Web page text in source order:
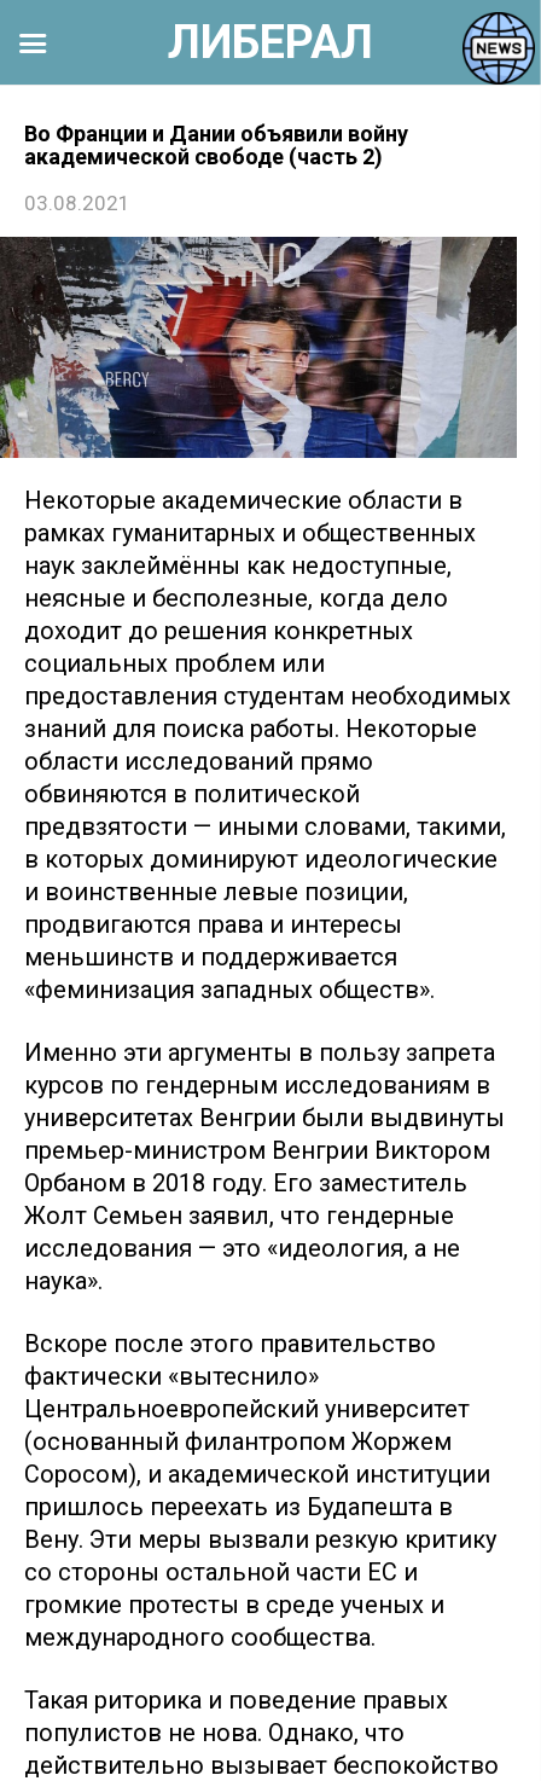
контенту
Во Франции и Дании объявили войну
академической свободе (часть 2)
03.08.2021
Некоторые академические области в
рамках гуманитарных и общественных
наук заклеймённы как недоступные,
неясные и бесполезные, когда дело
доходит до решения конкретных
социальных проблем или
предоставления студентам необходимых
знаний для поиска работы. Некоторые
области исследований прямо
обвиняются в политической
предвзятости — иными словами, такими,
в которых доминируют идеологические
и воинственные левые позиции,
продвигаются права и интересы
меньшинств и поддерживается
«феминизация западных обществ».
Именно эти аргументы в пользу запрета
курсов по гендерным исследованиям в
университетах Венгрии были выдвинуты
премьер-министром Венгрии Виктором
Орбаном в 2018 году. Его заместитель
Жолт Семьен заявил, что гендерные
исследования — это «идеология, а не
наука».
Вскоре после этого правительство
фактически «вытеснило»
Центральноевропейский университет
(основанный филантропом Жоржем
Соросом), и академической институции
пришлось переехать из Будапешта в
Вену. Эти меры вызвали резкую критику
со стороны остальной части ЕС и
громкие протесты в среде ученых и
международного сообщества.
Такая риторика и поведение правых
популистов не нова. Однако, что
действительно вызывает беспокойство
ЛИБЕРАЛ